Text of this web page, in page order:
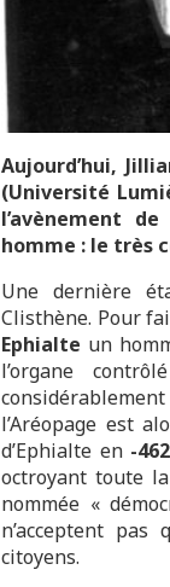
Aujourd’hui,
(Université
l’avènement
homme : le très
Une dernière
Clisthène. Pour
Ephialte un
l’organe
l’Aréopage est
d’Ephialte en -462
octroyant toute
nommée «
n’acceptent
citoyens.